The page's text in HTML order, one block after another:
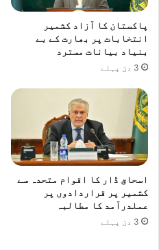
پاکستان کا آزاد کشمیر
انتخابات پر بھارت کے بے
بنیاد بیانات مسترد
3 دن پہلے
اسحاق ڈار کا اقوام متحدہ سے
کشمیر پر قراردادوں پر
عملدرآمد کا مطالبہ
3 دن پہلے